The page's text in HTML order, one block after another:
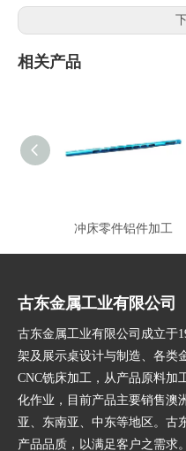
相关产品
冲床零件铝件加工
古东金属工业有限公司
古东金属工业有限公司成立于
架及展示桌设计与制造、各类
CNC铣床加工，从产品原料加
化作业，目前产品主要销售澳
亚、东南亚、中东等地区。古
产品品质，以满足客户之需求。